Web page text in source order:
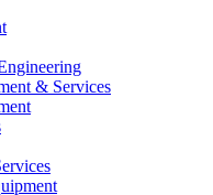
& Services